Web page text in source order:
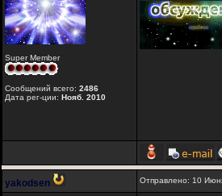
Super Member
Сообщений всего: 2486
Дата рег-ции: Нояб. 2010
yakodsen Отправлено: 10